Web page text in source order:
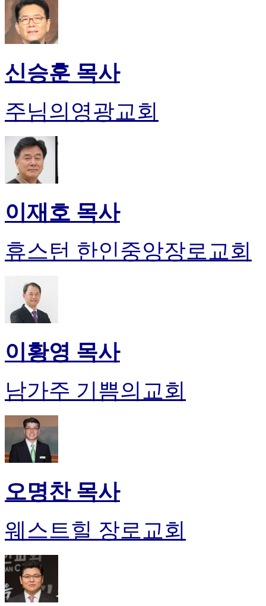
신승훈 목사
주님의영광교회
이재호 목사
휴스턴 한인중앙장로교회
이황영 목사
남가주 기쁨의교회
오명찬 목사
웨스트힐 장로교회